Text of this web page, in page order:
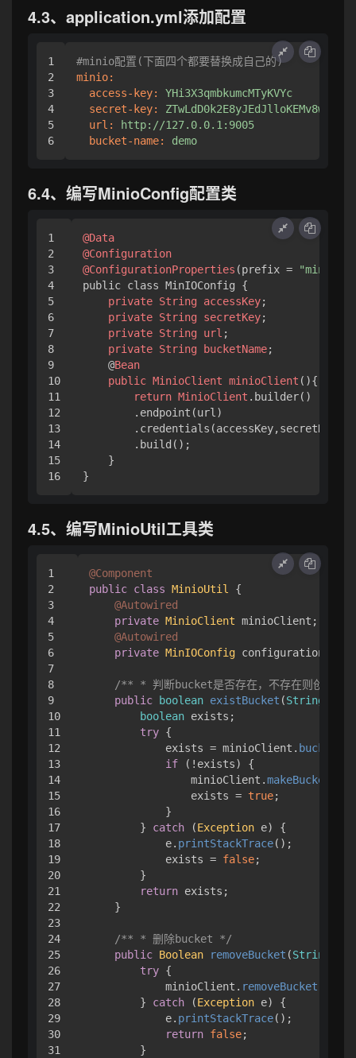
4.3、application.yml添加配置
1
2
3
4
5
#minio配置(下面四个都要替换成自己的)
minio:
access-key:
YHi3X3qmbkumcMTyKVYc
secret-key:
url:
http://127.0.0.1:9005
bucket-name:
demo
6.4、编写MinioConfig配置类
1
2
3
4
5
6
7
8
9
10
11
12
13
14
15
@Data
@Configuration
@ConfigurationProperties (prefix = "minio"
public class MinIOConfig {
private String accessKey;
private String secretKey;
private String url ;
private String bucketName;
    @
Bean
public MinioClient minioClient (){
return MinioClient .builder()
.endpoint (url)
.credentials (accessKey,secretKey)
.build ();
    }
}
4.5、编写MinioUtil工具类
1
2
3
4
5
6
7
8
9
10
11
12
13
14
15
16
17
18
19
20
21
22
23
24
25
26
27
28
29
30
31
@Component
public class MinioUtil
{
@Autowired
private MinioClient minioClient;
@Autowired
private MinIOConfig configuration;
/** * 判断bucket是否存在，不存在则创建 */
public
boolean existBucket (String
boolean exists;
try {
            exists = minioClient.
if (!exists) {
                minioClient.
makeBucket
                exists =
true;
            }
        }
catch (Exception e) {
            e.
printStackTrace();
            exists =
false;
        }
return exists;
    }
/** * 删除bucket */
public Boolean removeBucket (String
try {
            minioClient.
removeBucket
        }
catch (Exception e) {
            e.
printStackTrace();
return false;
        }